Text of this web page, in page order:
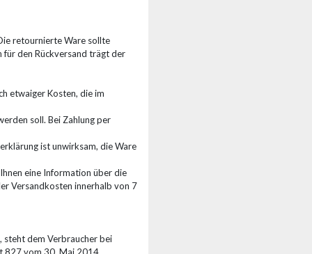
retournierte Ware sollte
für den Rückversand trägt der
etwaiger Kosten, die im
soll. Bei Zahlung per
ist unwirksam, die Ware
eine Information über die
Versandkosten innerhalb von 7
steht dem Verbraucher bei